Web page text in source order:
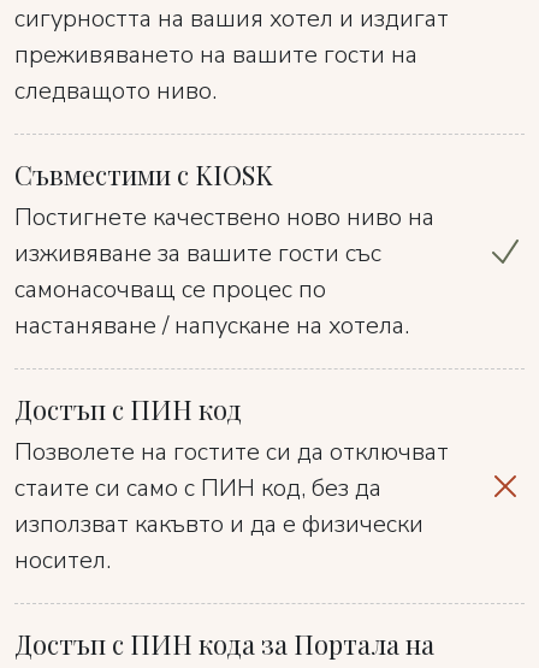
сигурността на вашия хотел и издигат
преживяването на вашите гости на
следващото ниво.
Съвместими с KIOSK
Постигнете качествено ново ниво на
изживяване за вашите гости със
самонасочващ се процес по
настаняване / напускане на хотела.
Достъп с ПИН код
Позволете на гостите си да отключват
стаите си само с ПИН код, без да
използват какъвто и да е физически
носител.
Достъп с ПИН кода за Портала на